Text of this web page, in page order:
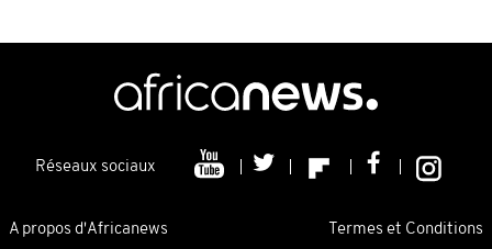
Réseaux sociaux
A propos d'Africanews Termes et Conditions